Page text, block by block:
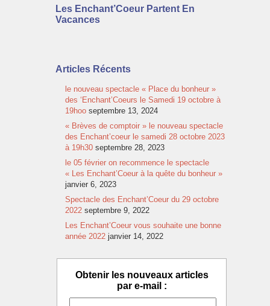
Les Enchant’Coeur Partent En
Vacances
Articles Récents
le nouveau spectacle « Place du bonheur »
des ‘Enchant’Coeurs le Samedi 19 octobre à
19hoo septembre 13, 2024
« Brèves de comptoir » le nouveau spectacle
des Enchant’coeur le samedi 28 octobre 2023
à 19h30 septembre 28, 2023
le 05 février on recommence le spectacle
« Les Enchant’Coeur à la quête du bonheur »
janvier 6, 2023
Spectacle des Enchant’Coeur du 29 octobre
2022 septembre 9, 2022
Les Enchant’Coeur vous souhaite une bonne
année 2022 janvier 14, 2022
Obtenir les nouveaux articles
par e-mail :